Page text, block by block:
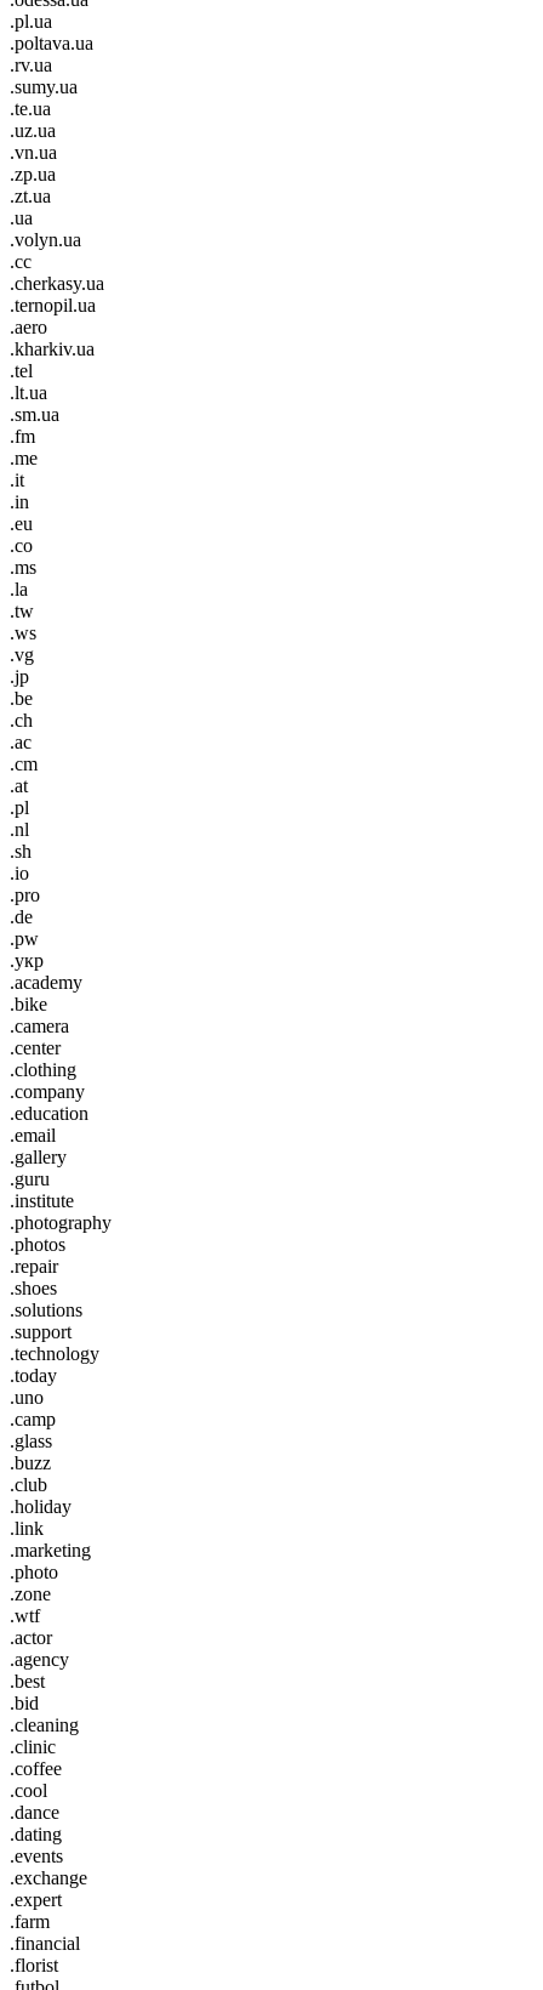
.pl.ua
.poltava.ua
.rv.ua
.sumy.ua
.te.ua
.uz.ua
.vn.ua
.zp.ua
.zt.ua
.ua
.volyn.ua
.cc
.cherkasy.ua
.ternopil.ua
.aero
.kharkiv.ua
.tel
.lt.ua
.sm.ua
.fm
.me
.it
.in
.eu
.co
.ms
.la
.tw
.ws
.vg
.jp
.be
.ch
.ac
.cm
.at
.pl
.nl
.sh
.io
.pro
.de
.pw
.укр
.academy
.bike
.camera
.center
.clothing
.company
.education
.email
.gallery
.guru
.institute
.photography
.photos
.repair
.shoes
.solutions
.support
.technology
.today
.uno
.camp
.glass
.buzz
.club
.holiday
.link
.marketing
.photo
.zone
.wtf
.actor
.agency
.best
.bid
.cleaning
.clinic
.coffee
.cool
.dance
.dating
.events
.exchange
.expert
.farm
.financial
.florist